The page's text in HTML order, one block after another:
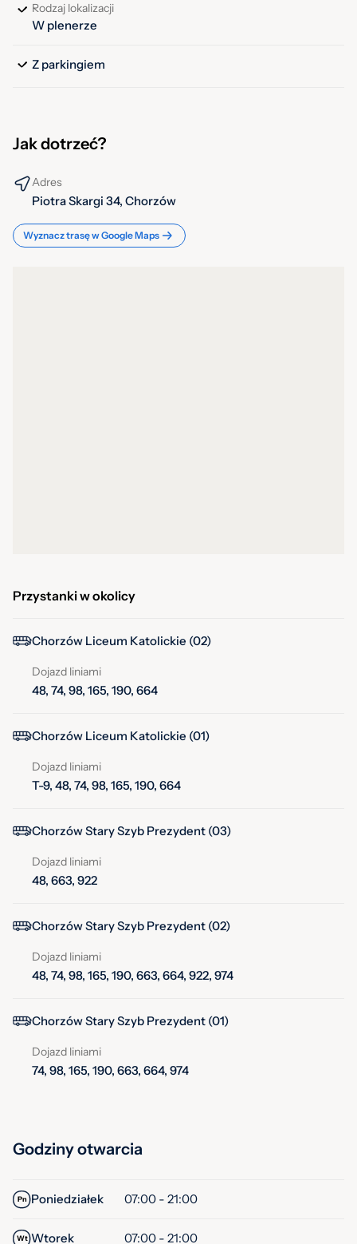
Rodzaj lokalizacji
W plenerze
Z parkingiem
Jak dotrzeć?
Adres
Piotra Skargi 34, Chorzów
Wyznacz trasę w Google Maps
Przystanki w okolicy
Chorzów Liceum Katolickie (02)
Dojazd liniami
48, 74, 98, 165, 190, 664
Chorzów Liceum Katolickie (01)
Dojazd liniami
T-9, 48, 74, 98, 165, 190, 664
Chorzów Stary Szyb Prezydent (03)
Dojazd liniami
48, 663, 922
Chorzów Stary Szyb Prezydent (02)
Dojazd liniami
48, 74, 98, 165, 190, 663, 664, 922, 974
Chorzów Stary Szyb Prezydent (01)
Dojazd liniami
74, 98, 165, 190, 663, 664, 974
Godziny otwarcia
Pn Poniedziałek 07:00 - 21:00
Wt Wtorek 07:00 - 21:00